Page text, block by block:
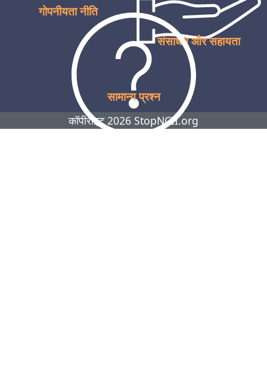
गोपनीयता नीति
संसाधन और सहायता
सामान्य प्रश्न
कॉपीराइट 2026 StopNCII.org